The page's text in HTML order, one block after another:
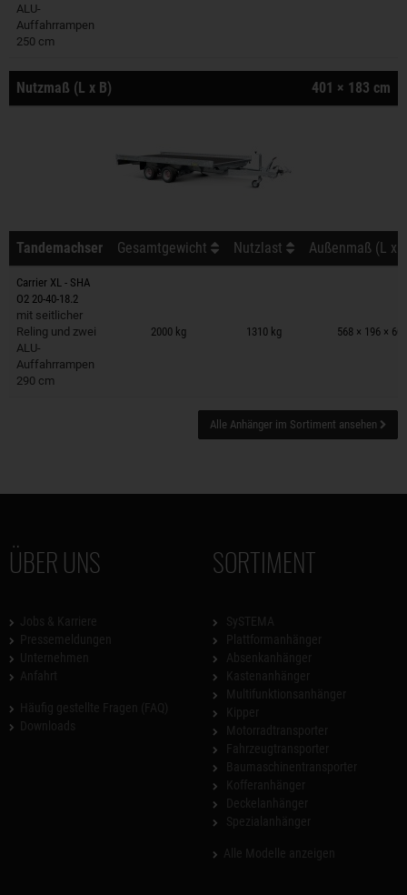
ALU-
Auffahrrampen
250 cm
Nutzmaß (L x B) 401 × 183 cm
Tandemachser Gesamtgewicht Nutzlast Außenmaß (L x
Carrier XL - SHA
O2 20-40-18.2
mit seitlicher
Reling und zwei
ALU-
Auffahrrampen
290 cm
2000 kg 1310 kg 568 × 196 × 60
Anhänger auf Merkzettel
Alle Anhänger im Sortiment ansehen
ÜBER UNS SORTIMENT